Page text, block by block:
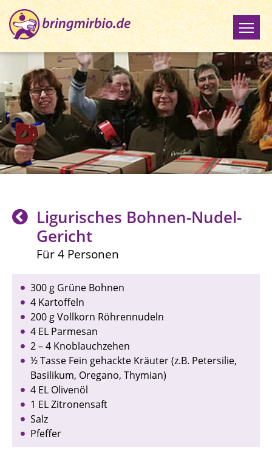
Ligurisches Bohnen-Nudel-
Gericht
Für 4 Personen
300 g Grüne Bohnen
4 Kartoffeln
200 g Vollkorn Röhrennudeln
4 EL Parmesan
2 – 4 Knoblauchzehen
½ Tasse Fein gehackte Kräuter (z.B. Petersilie,
Basilikum, Oregano, Thymian)
4 EL Olivenöl
1 EL Zitronensaft
Salz
Pfeffer